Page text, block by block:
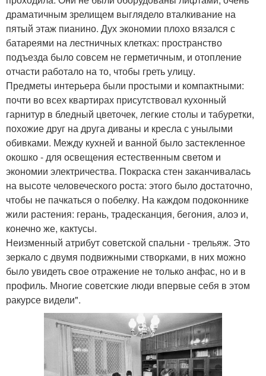
драматичным зрелищем выглядело вталкивание на
пятый этаж пианино. Дух экономии плохо вязался с
батареями на лестничных клетках: пространство
подъезда было совсем не герметичным, и отопление
отчасти работало на то, чтобы греть улицу.
Предметы интерьера были простыми и компактными:
почти во всех квартирах присутствовал кухонный
гарнитур в бледный цветочек, легкие столы и табуретки,
похожие друг на друга диваны и кресла с унылыми
обивками. Между кухней и ванной было застекленное
окошко - для освещения естественным светом и
экономии электричества. Покраска стен заканчивалась
на высоте человеческого роста: этого было достаточно,
чтобы не пачкаться о побелку. На каждом подоконнике
жили растения: герань, традесканция, бегония, алоэ и,
конечно же, кактусы.
Неизменный атрибут советской спальни - трельяж. Это
зеркало с двумя подвижными створками, в них можно
было увидеть свое отражение не только анфас, но и в
профиль. Многие советские люди впервые себя в этом
ракурсе видели".